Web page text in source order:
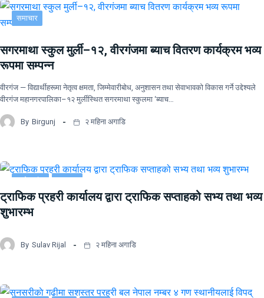
समाचार
सगरमाथा स्कुल मुर्ली–१२, वीरगंजमा ब्याच वितरण कार्यक्रम भव्य
रूपमा सम्पन्न
वीरगंज — विद्यार्थीहरूमा नेतृत्व क्षमता, जिम्मेवारीबोध, अनुशासन तथा सेवाभावको विकास गर्ने उद्देश्यले
वीरगंज महानगरपालिका–१२ मुर्लीस्थित सगरमाथा स्कुलमा ‘ब्याच…
By Birgunj २ महिना अगाडि
ट्राफिक प्रहरी कार्यालय द्वारा ट्राफिक सप्ताहको सभ्य तथा भव्य
शुभारम्भ
By Sulav Rijal २ महिना अगाडि